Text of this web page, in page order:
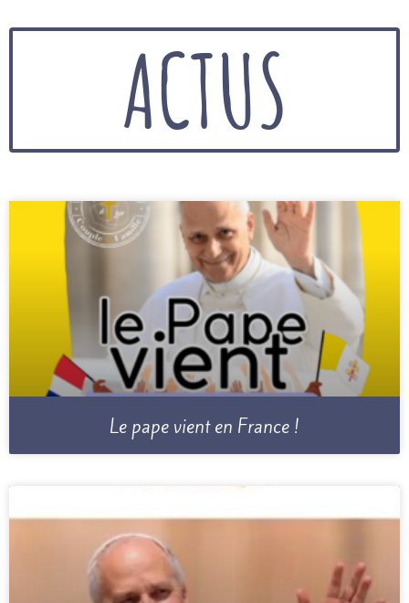
Le pape vient en France !
ACTUS